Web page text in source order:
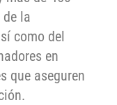
la
como del
en
que aseguren